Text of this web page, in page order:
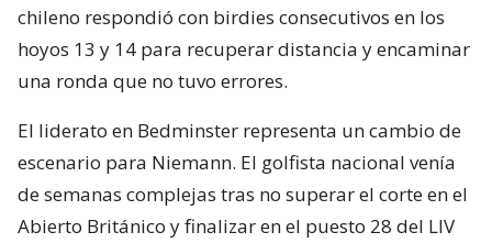
chileno respondió con birdies consecutivos en los
hoyos 13 y 14 para recuperar distancia y encaminar
una ronda que no tuvo errores.
El liderato en Bedminster representa un cambio de
escenario para Niemann. El golfista nacional venía
de semanas complejas tras no superar el corte en el
Abierto Británico y finalizar en el puesto 28 del LIV